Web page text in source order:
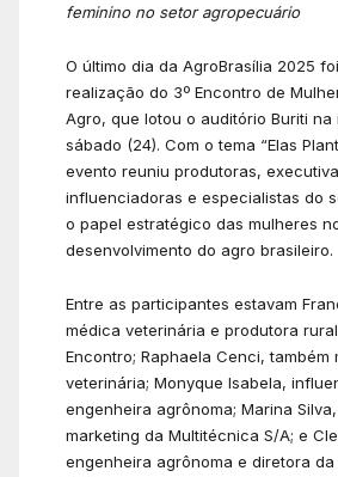
feminino no setor agropecuário
O último dia da AgroBrasília 2025
realização do 3º Encontro de
Agro, que lotou o auditório Buriti na
sábado (24). Com o tema “Elas
evento reuniu produtoras,
influenciadoras e especialistas do
o papel estratégico das mulheres
desenvolvimento do agro brasileiro.
Entre as participantes estavam
médica veterinária e produtora
Encontro; Raphaela Cenci, também
veterinária; Monyque Isabela,
engenheira agrônoma; Marina
marketing da Multitécnica S/A; e
engenheira agrônoma e diretora da